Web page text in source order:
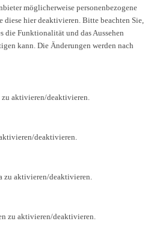
möglicherweise personenbezogene
diese hier deaktivieren. Bitte beachten Sie,
die Funktionalität und das Aussehen
kann. Die Änderungen werden nach
aktivieren/deaktivieren.
deaktivieren.
zu aktivieren/deaktivieren.
zu aktivieren/deaktivieren.